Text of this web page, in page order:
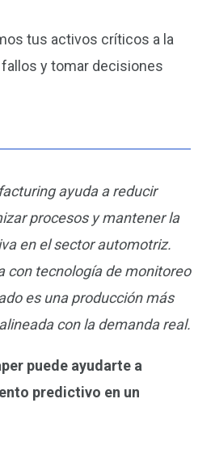
tus activos críticos a la
y tomar decisiones
ayuda a reducir
procesos y mantener la
en el sector automotriz.
con tecnología de monitoreo
es una producción más
con la demanda real.
puede ayudarte a
predictivo en un